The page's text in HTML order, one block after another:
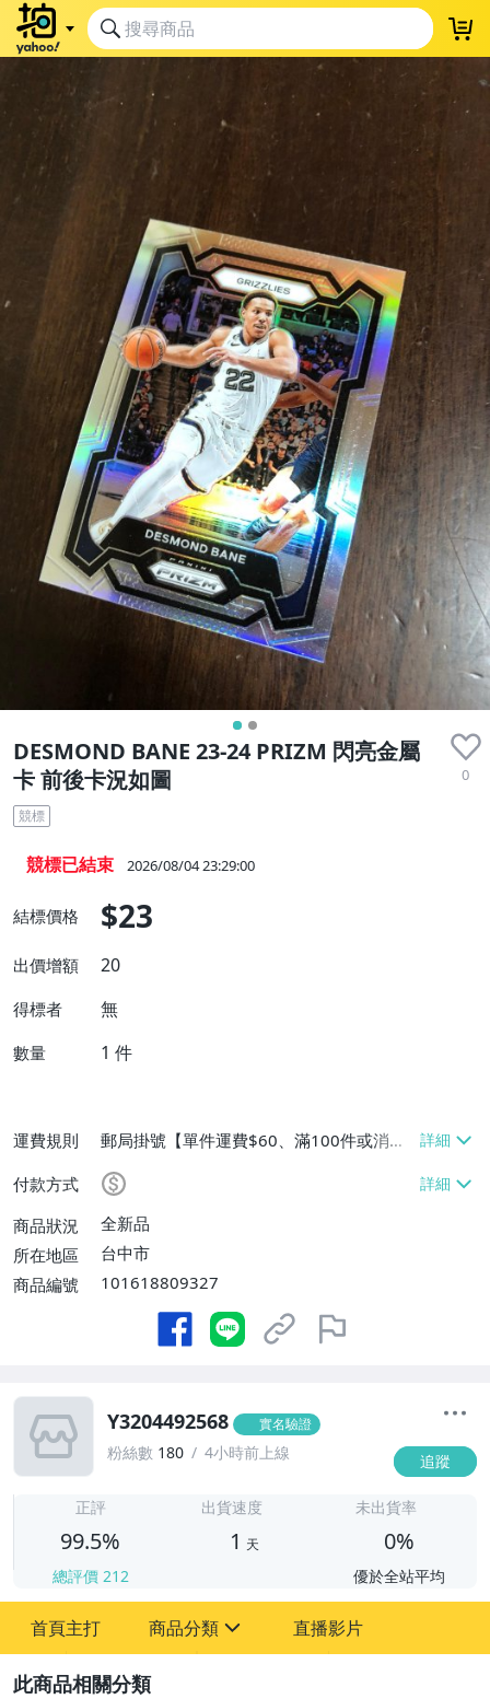
DESMOND BANE 23-24 PRIZM 閃亮金屬
卡 前後卡況如圖
0
競標
競標已結束 2026/08/04 23:29:00
結標價格 $23
出價增額 20
得標者 無
數量 1 件
運費規則
郵局掛號【單件運費$60、滿100件或消費
滿$9999免運費】
付款方式
商品狀況
全新品
所在地區
台中市
商品編號
101618809327
Y3204492568 實名驗證
粉絲數 180 4小時前上線 追蹤
正評
99.5%
總評價 212
出貨速度
1 天
未出貨率
0%
優於全站平均
首頁主打 商品分類
偶像、球員卡與郵幣
直播影片